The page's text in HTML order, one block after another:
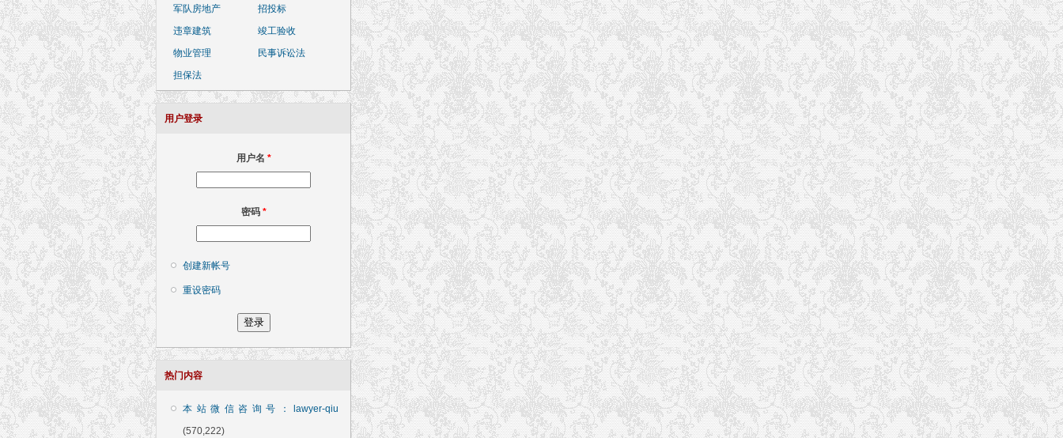
军队房地产
招投标
违章建筑
竣工验收
物业管理
民事诉讼法
担保法
用户登录
用户名 *
密码 *
创建新帐号
重设密码
热门内容
本站微信咨询号：lawyer-qiu
(570,222)